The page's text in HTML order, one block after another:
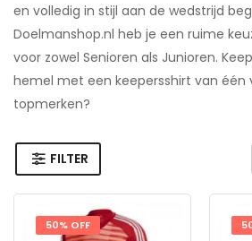
en volledig in stijl aan de wedstrijd
Doelmanshop.nl heb je een ruime
voor zowel Senioren als Junioren.
hemel met een keepersshirt van één
topmerken?
FILTER
50% OFF